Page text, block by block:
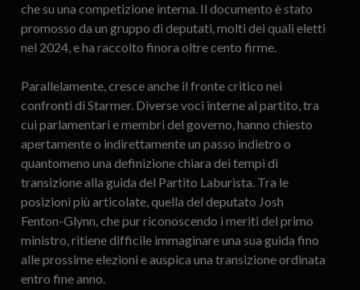
che su una competizione interna. Il documento è stato
promosso da un gruppo di deputati, molti dei quali eletti
nel 2024, e ha raccolto finora oltre cento firme.
Parallelamente, cresce anche il fronte critico nei
confronti di Starmer. Diverse voci interne al partito, tra
cui parlamentari e membri del governo, hanno chiesto
apertamente o indirettamente un passo indietro o
quantomeno una definizione chiara dei tempi di
transizione alla guida del Partito Laburista. Tra le
posizioni più articolate, quella del deputato Josh
Fenton-Glynn, che pur riconoscendo i meriti del primo
ministro, ritiene difficile immaginare una sua guida fino
alle prossime elezioni e auspica una transizione ordinata
entro fine anno.